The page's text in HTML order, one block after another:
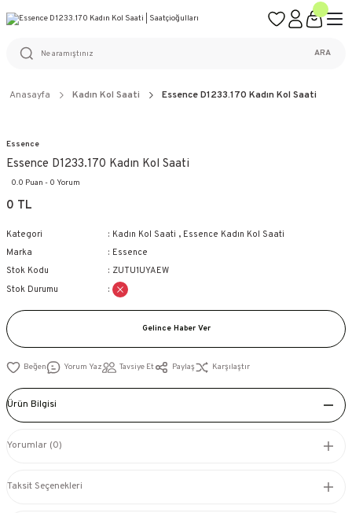
%100 ORİJİNAL ÜRÜN GARANTİSİ
ARA
Anasayfa Kadın Kol Saati Essence D1233.170 Kadın Kol Saati
Essence
Essence D1233.170 Kadın Kol Saati
0.0 Puan - 0 Yorum
0 TL
Kategori Kadın Kol Saati , Essence Kadın Kol Saati
Marka
Essence
Stok Kodu
ZUTU1UYAEW
Stok Durumu
Gelince Haber Ver
Yorum Yaz Tavsiye Et Paylaş Karşılaştır
Ürün Bilgisi
Yorumlar (0)
Taksit Seçenekleri